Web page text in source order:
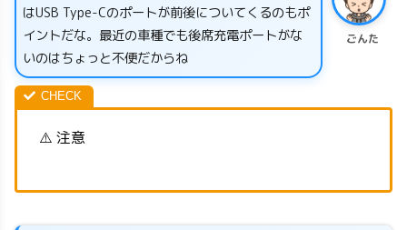
ごんた
はUSB Type-Cのポートが前後についてくるのもポ
イントだな。最近の車種でも後席充電ポートがな
いのはちょっと不便だからね
⚠️ 注意